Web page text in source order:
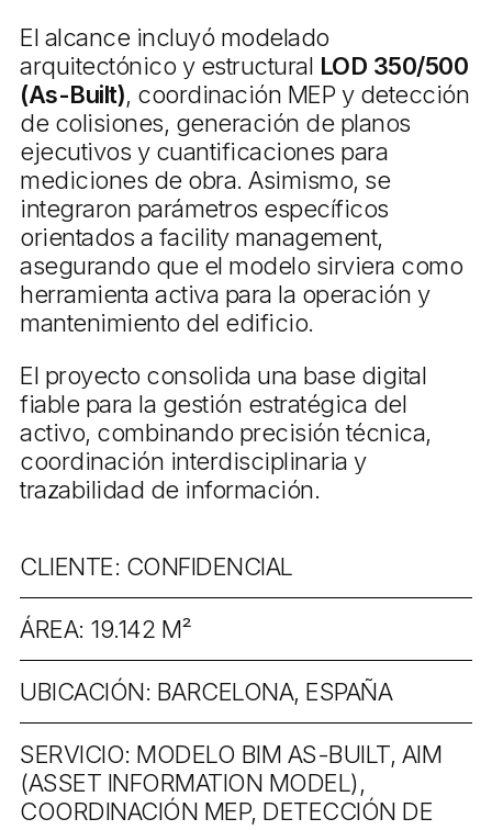
El alcance incluyó modelado
arquitectónico y estructural LOD 350/500
(As-Built), coordinación MEP y detección
de colisiones, generación de planos
ejecutivos y cuantificaciones para
mediciones de obra. Asimismo, se
integraron parámetros específicos
orientados a facility management,
asegurando que el modelo sirviera como
herramienta activa para la operación y
mantenimiento del edificio.
El proyecto consolida una base digital
fiable para la gestión estratégica del
activo, combinando precisión técnica,
coordinación interdisciplinaria y
trazabilidad de información.
CLIENTE: CONFIDENCIAL
ÁREA: 19.142 M²
UBICACIÓN: BARCELONA, ESPAÑA
SERVICIO: MODELO BIM AS-BUILT, AIM
(ASSET INFORMATION MODEL),
COORDINACIÓN MEP, DETECCIÓN DE